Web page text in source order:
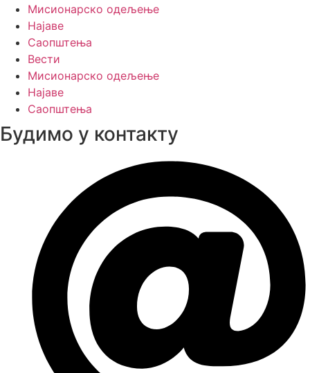
Мисионарско одељење
Најаве
Саопштења
Вести
Мисионарско одељење
Најаве
Саопштења
Будимо у контакту